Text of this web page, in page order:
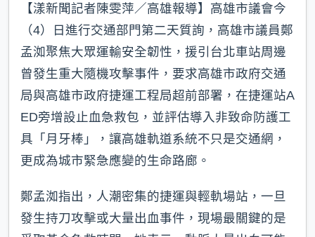
【漾新聞記者陳雯萍／高雄報導】高雄市議會今
（4）日進行交通部門第二天質詢，高雄市議員鄭
孟洳聚焦大眾運輸安全韌性，援引台北車站周邊
曾發生重大隨機攻擊事件，要求高雄市政府交通
局與高雄市政府捷運工程局超前部署，在捷運站A
ED旁增設止血急救包，並評估導入非致命防護工
具「月牙棒」，讓高雄軌道系統不只是交通網，
更成為城市緊急應變的生命路廊。
鄭孟洳指出，人潮密集的捷運與輕軌場站，一旦
發生持刀攻擊或大量出血事件，現場最關鍵的是